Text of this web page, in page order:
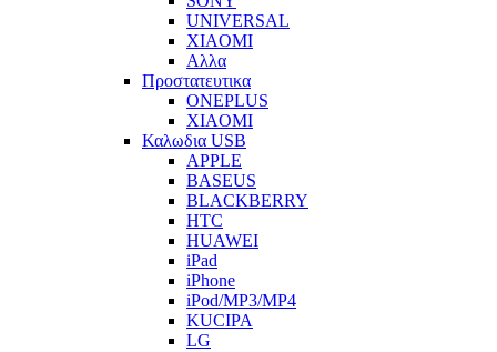
UNIVERSAL
XIAOMI
Αλλα
Προστατευτικα
ONEPLUS
XIAOMI
Καλωδια USB
APPLE
BASEUS
BLACKBERRY
HTC
HUAWEI
iPad
iPhone
iPod/MP3/MP4
KUCIPA
LG